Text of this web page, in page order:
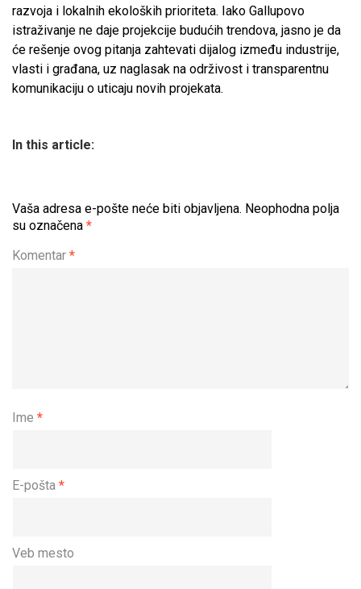
razvoja i lokalnih ekoloških prioriteta. Iako Gallupovo
istraživanje ne daje projekcije budućih trendova, jasno je da
će rešenje ovog pitanja zahtevati dijalog između industrije,
vlasti i građana, uz naglasak na održivost i transparentnu
komunikaciju o uticaju novih projekata.
In this article:
Vaša adresa e-pošte neće biti objavljena. Neophodna polja
su označena *
Komentar *
Ime *
E-pošta *
Veb mesto